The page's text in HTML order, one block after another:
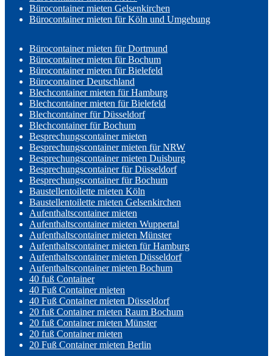
Bürocontainer mieten Gelsenkirchen
Bürocontainer mieten für Köln und Umgebung
Bürocontainer mieten für Dortmund
Bürocontainer mieten für Bochum
Bürocontainer mieten für Bielefeld
Bürocontainer Deutschland
Blechcontainer mieten für Hamburg
Blechcontainer mieten für Bielefeld
Blechcontainer für Düsseldorf
Blechcontainer für Bochum
Besprechungscontainer mieten
Besprechungscontainer mieten für NRW
Besprechungscontainer mieten Duisburg
Besprechungscontainer für Düsseldorf
Besprechungscontainer für Bochum
Baustellentoilette mieten Köln
Baustellentoilette mieten Gelsenkirchen
Aufenthaltscontainer mieten
Aufenthaltscontainer mieten Wuppertal
Aufenthaltscontainer mieten Münster
Aufenthaltscontainer mieten für Hamburg
Aufenthaltscontainer mieten Düsseldorf
Aufenthaltscontainer mieten Bochum
40 fuß Container
40 Fuß Container mieten
40 Fuß Container mieten Düsseldorf
20 fuß Container mieten Raum Bochum
20 fuß Container mieten Münster
20 fuß Container mieten
20 Fuß Container mieten Berlin